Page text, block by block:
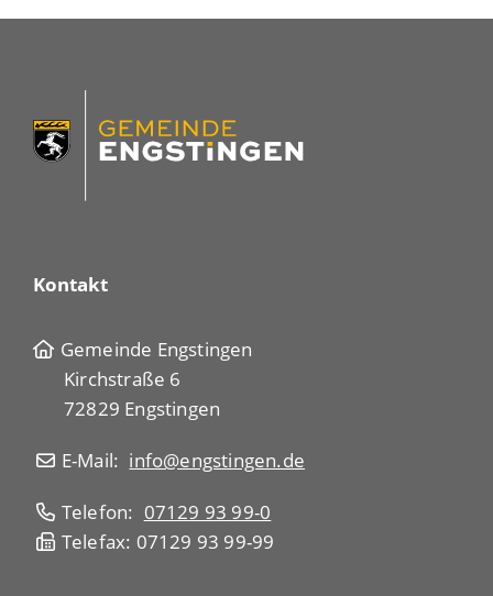
Kontakt
Gemeinde Engstingen
Kirchstraße 6
72829 Engstingen
E-Mail: info@engstingen.de
Telefon: 07129 93 99-0
Telefax: 07129 93 99-99